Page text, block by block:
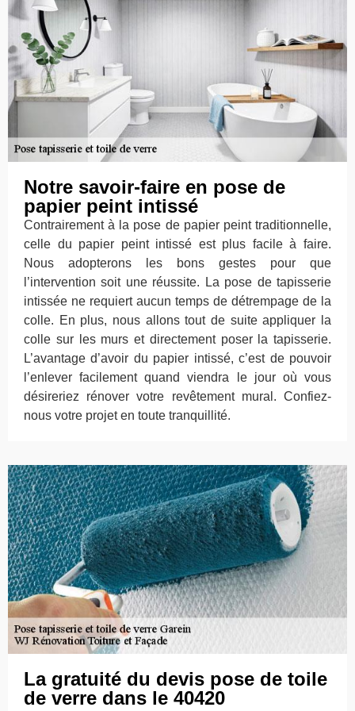
Notre savoir-faire en pose de
papier peint intissé
Contrairement à la pose de papier peint traditionnelle,
celle du papier peint intissé est plus facile à faire.
Nous adopterons les bons gestes pour que
l’intervention soit une réussite. La pose de tapisserie
intissée ne requiert aucun temps de détrempage de la
colle. En plus, nous allons tout de suite appliquer la
colle sur les murs et directement poser la tapisserie.
L’avantage d’avoir du papier intissé, c’est de pouvoir
l’enlever facilement quand viendra le jour où vous
désireriez rénover votre revêtement mural. Confiez-
nous votre projet en toute tranquillité.
La gratuité du devis pose de toile
de verre dans le 40420